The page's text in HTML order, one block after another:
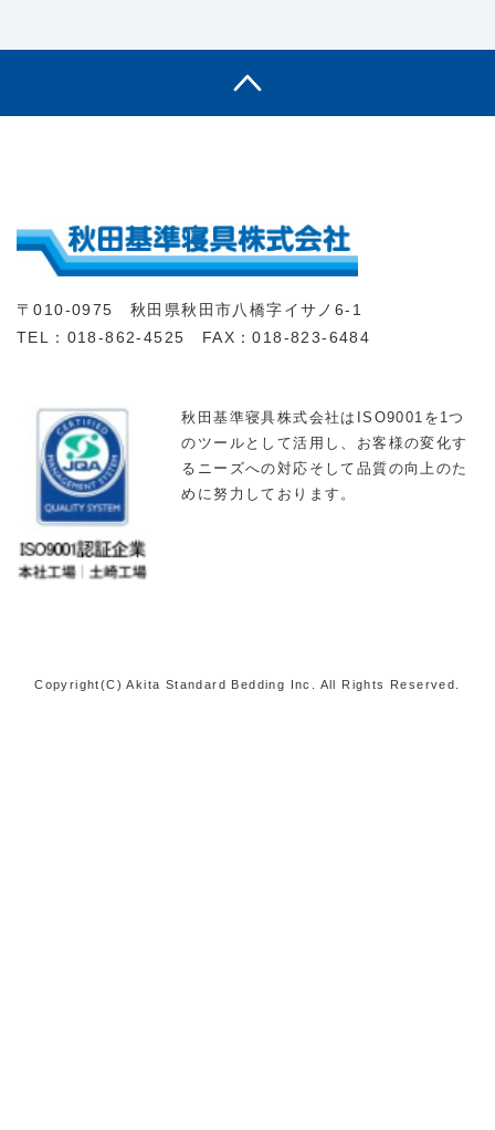
〒010-0975 秋田県秋田市八橋字イサノ6-1
TEL：018-862-4525 FAX：018-823-6484
秋田基準寝具株式会社はISO9001を1つ
のツールとして活用し、お客様の変化す
るニーズへの対応そして品質の向上のた
めに努力しております。
Copyright(C) Akita Standard Bedding Inc. All Rights Reserved.